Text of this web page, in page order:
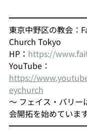
東京中野区の教会：
Church Tokyo
HP： https://
YouTube：
https://
eychurch
～ フェイス・バリー
会開拓を始めていま